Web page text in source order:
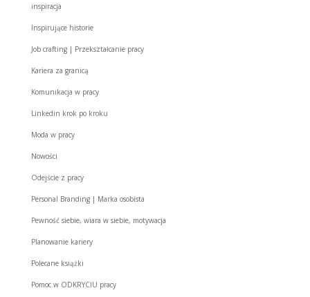
inspiracja
Inspirujące historie
Job crafting | Przekształcanie pracy
Kariera za granicą
Komunikacja w pracy
Linkedin krok po kroku
Moda w pracy
Nowości
Odejście z pracy
Personal Branding | Marka osobista
Pewność siebie, wiara w siebie, motywacja
Planowanie kariery
Polecane książki
Pomoc w ODKRYCIU pracy